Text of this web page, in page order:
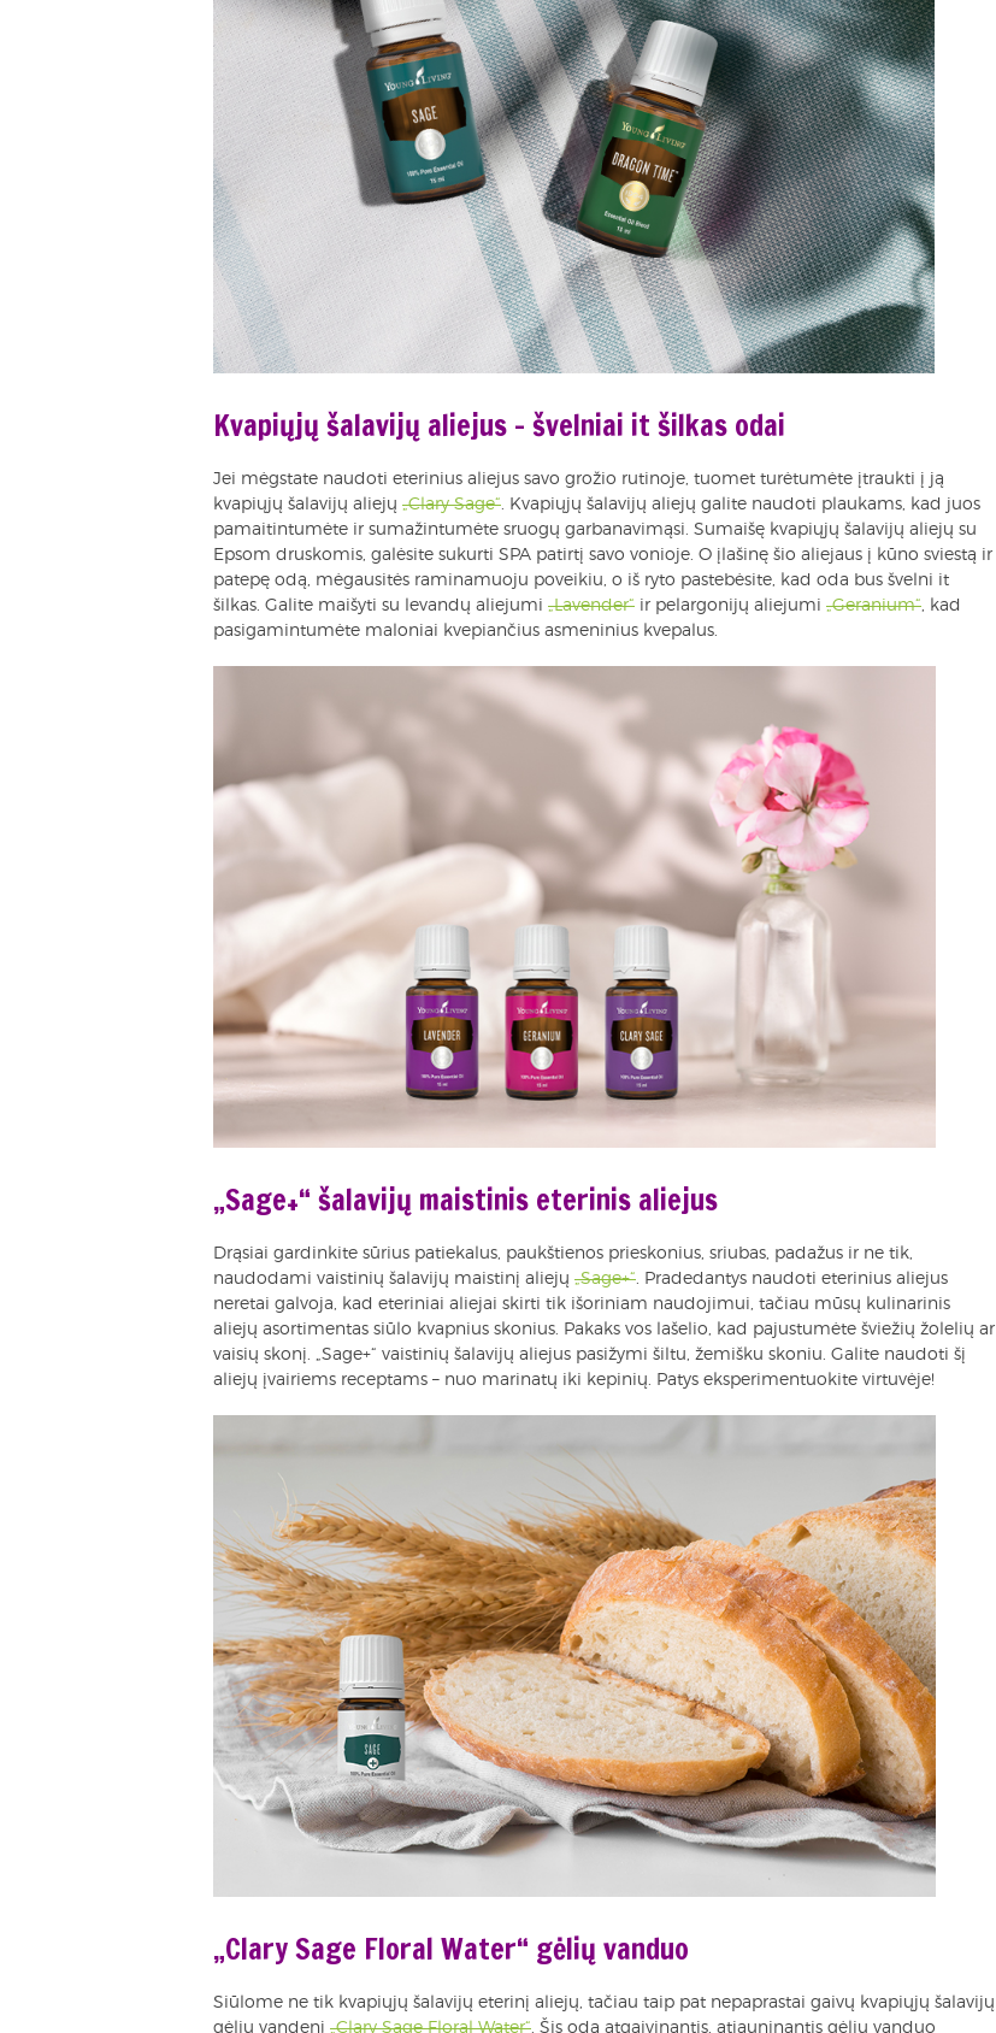
Kvapiųjų šalavijų aliejus – švelniai it šilkas odai
Jei mėgstate naudoti eterinius aliejus savo grožio rutinoje, tuomet turėtumėte įtraukti į ją
kvapiųjų šalavijų aliejų „Clary Sage“ . Kvapiųjų šalavijų aliejų galite naudoti plaukams, kad juos
pamaitintumėte ir sumažintumėte sruogų garbanavimąsi. Sumaišę kvapiųjų šalavijų aliejų su
Epsom druskomis, galėsite sukurti SPA patirtį savo vonioje. O įlašinę šio aliejaus į kūno sviestą ir
patepę odą, mėgausitės raminamuoju poveikiu, o iš ryto pastebėsite, kad oda bus švelni it
šilkas. Galite maišyti su levandų aliejumi „Lavender“ ir pelargonijų aliejumi „Geranium“ , kad
pasigamintumėte maloniai kvepiančius asmeninius kvepalus.
„Sage+“ šalavijų maistinis eterinis aliejus
Drąsiai gardinkite sūrius patiekalus, paukštienos prieskonius, sriubas, padažus ir ne tik,
naudodami vaistinių šalavijų maistinį aliejų „Sage+“ . Pradedantys naudoti eterinius aliejus
neretai galvoja, kad eteriniai aliejai skirti tik išoriniam naudojimui, tačiau mūsų kulinarinis
aliejų asortimentas siūlo kvapnius skonius. Pakaks vos lašelio, kad pajustumėte šviežių žolelių ar
vaisių skonį. „Sage+“ vaistinių šalavijų aliejus pasižymi šiltu, žemišku skoniu. Galite naudoti šį
aliejų įvairiems receptams – nuo marinatų iki kepinių. Patys eksperimentuokite virtuvėje!
„Clary Sage Floral Water“ gėlių vanduo
Siūlome ne tik kvapiųjų šalavijų eterinį aliejų, tačiau taip pat nepaprastai gaivų kvapiųjų šalavijų
gėlių vandenį „Clary Sage Floral Water“ . Šis odą atgaivinantis, atjauninantis gėlių vanduo